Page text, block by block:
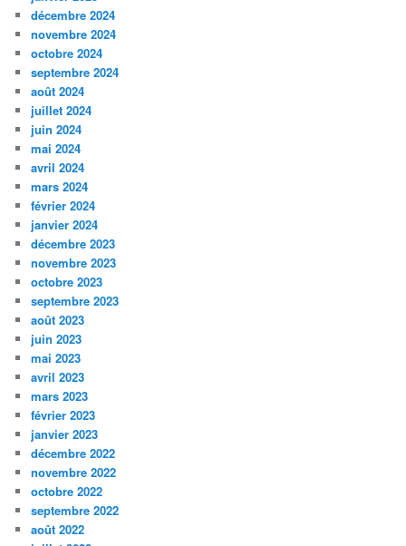
décembre 2024
novembre 2024
octobre 2024
septembre 2024
août 2024
juillet 2024
juin 2024
mai 2024
avril 2024
mars 2024
février 2024
janvier 2024
décembre 2023
novembre 2023
octobre 2023
septembre 2023
août 2023
juin 2023
mai 2023
avril 2023
mars 2023
février 2023
janvier 2023
décembre 2022
novembre 2022
octobre 2022
septembre 2022
août 2022